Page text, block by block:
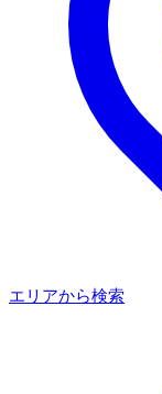
エリアから検索